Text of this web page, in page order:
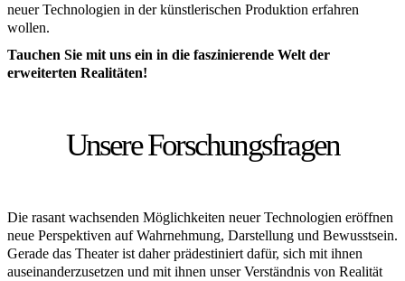
neuer Technologien in der künstlerischen Produktion erfahren
wollen.
Tauchen Sie mit uns ein in die faszinierende Welt der
erweiterten Realitäten!
Unsere Forschungsfragen
Die rasant wachsenden Möglichkeiten neuer Technologien eröffnen
neue Perspektiven auf Wahrnehmung, Darstellung und Bewusstsein.
Gerade das Theater ist daher prädestiniert dafür, sich mit ihnen
auseinanderzusetzen und mit ihnen unser Verständnis von Realität